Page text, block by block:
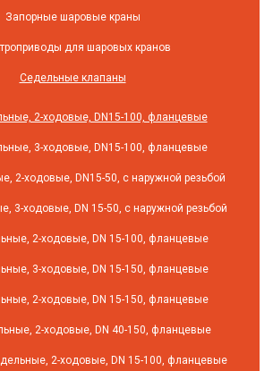
Запорные шаровые краны
для шаровых кранов
Седельные клапаны
2-ходовые, DN15-100, фланцевые
3-ходовые, DN15-100, фланцевые
2-ходовые, DN15-50, с наружной резьбой
3-ходовые, DN 15-50, с наружной резьбой
2-ходовые, DN 15-100, фланцевые
3-ходовые, DN 15-150, фланцевые
2-ходовые, DN 15-150, фланцевые
2-ходовые, DN 40-150, фланцевые
2-ходовые, DN 15-100, фланцевые